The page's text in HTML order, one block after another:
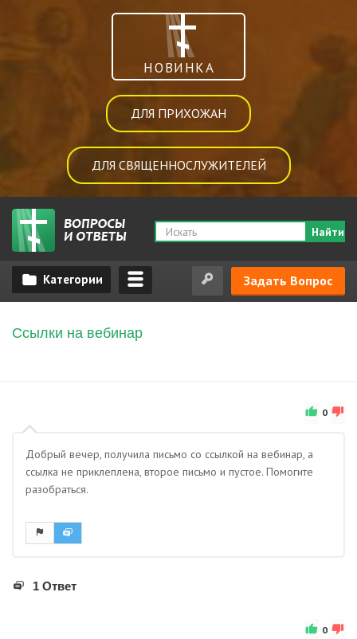
НОВИНКА
ДЛЯ ПРИХОЖАН
ДЛЯ СВЯЩЕННОСЛУЖИТЕЛЕЙ
Найти
Задать Вопрос
Ссылки на вебинар
0
Добрый вечер, получила письмо со ссылкой на вебинар, а
ссылка не приклеплена, второе письмо и пустое. Помогите
разобраться.
1 Ответ
0